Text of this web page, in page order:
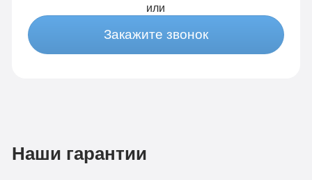
или
Закажите звонок
Наши гарантии